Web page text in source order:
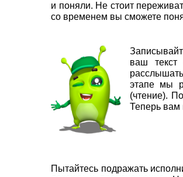
и поняли. Не стоит
со временем вы сможете
ваш
этапе мы
(чтение).
Теперь вам
Пытайтесь подражать